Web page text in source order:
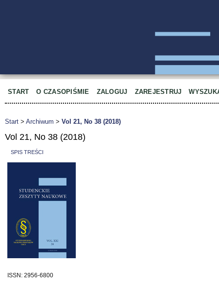
START O CZASOPIŚMIE ZALOGUJ ZAREJESTRUJ
Start > Archiwum > Vol 21, No 38 (2018)
Vol 21, No 38 (2018)
SPIS TREŚCI
ISSN: 2956-6800